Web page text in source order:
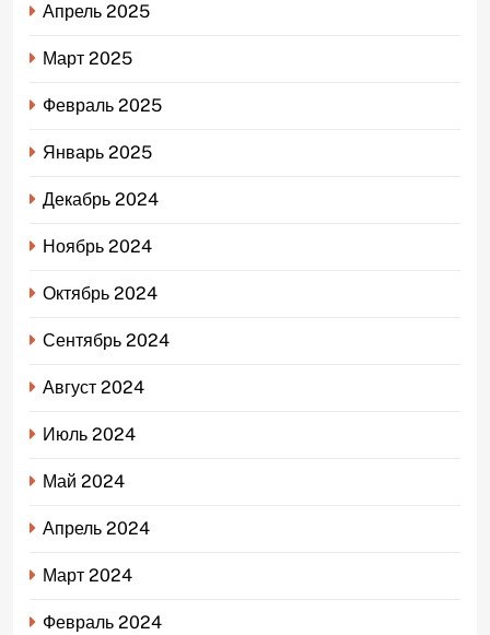
Апрель 2025
Март 2025
Февраль 2025
Январь 2025
Декабрь 2024
Ноябрь 2024
Октябрь 2024
Сентябрь 2024
Август 2024
Июль 2024
Май 2024
Апрель 2024
Март 2024
Февраль 2024